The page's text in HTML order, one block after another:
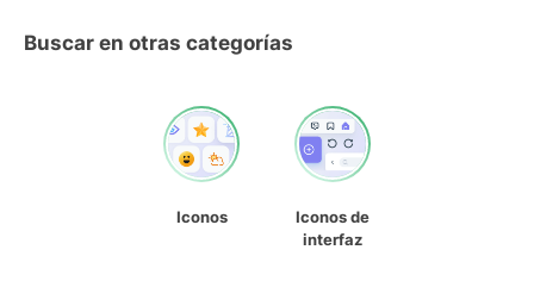
Buscar en otras categorías
Iconos
Iconos de
interfaz